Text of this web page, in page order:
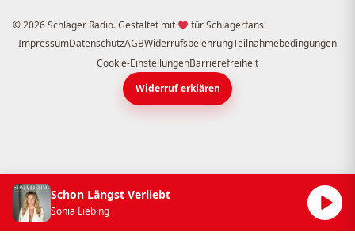
© 2026 Schlager Radio. Gestaltet mit
für Schlagerfans
ImpressumDatenschutzAGBWiderrufsbelehrungTeilnahmebedingungen
Cookie-EinstellungenBarrierefreiheit
Widerruf erklären
Schon Längst Verliebt
Sonia Liebing